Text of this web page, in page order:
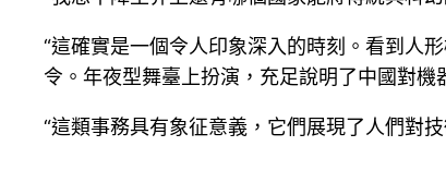
“這確實是一個令人印象深入的時刻。看到人
令。年夜型舞臺上扮演，充足說明了中國對機
“這類事務具有象征意義，它們展現了人們對